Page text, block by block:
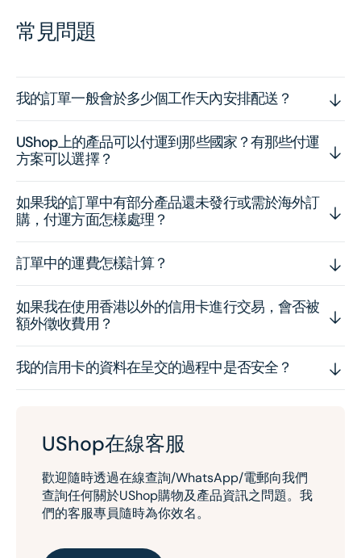
常見問題
我的訂單一般會於多少個工作天內安排配送？
UShop上的產品可以付運到那些國家？有那些付運
方案可以選擇？
如果我的訂單中有部分產品還未發行或需於海外訂
購，付運方面怎樣處理？
訂單中的運費怎樣計算？
如果我在使用香港以外的信用卡進行交易，會否被
額外徵收費用？
我的信用卡的資料在呈交的過程中是否安全？
UShop在線客服
歡迎隨時透過在線查詢/WhatsApp/電郵向我們
查詢任何關於UShop購物及產品資訊之問題。我
們的客服專員隨時為你效名。